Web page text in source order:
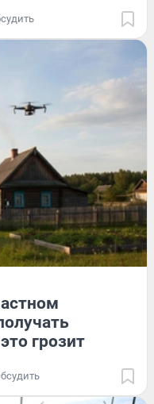
грозит